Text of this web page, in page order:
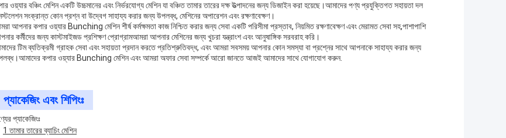
ওয়্যার বঞ্চিং মেশিন একটি উচ্চমানের এবং নির্ভরযোগ্য মেশিন যা বঞ্চিত তামার তারের দক্ষ উত্পাদনের জন্য ডিজাইন করা হয়েছে।আমাদের পণ্য প্রযুক্তিগত সহায়তা দল
সংক্রান্ত কোন প্রশ্ন বা উদ্বেগ সাহায্য করার জন্য উপলব্ধ, মেশিনের অপারেশন এবং রক্ষণাবেক্ষণ।
আপনার কপার ওয়্যার Bunching মেশিন শীর্ষ কর্মক্ষমতা কাজ নিশ্চিত করার জন্য সেবা একটি পরিসীমা প্রস্তাব, নিয়মিত রক্ষণাবেক্ষণ এবং মেরামত সেবা সহ,পাশাপাশি
কর্মীদের জন্য কাস্টমাইজড প্রশিক্ষণ প্রোগ্রামআমরা আপনার মেশিনের জন্য খুচরা যন্ত্রাংশ এবং আনুষাঙ্গিক সরবরাহ করি।
টিম ব্যতিক্রমী গ্রাহক সেবা এবং সহায়তা প্রদান করতে প্রতিশ্রুতিবদ্ধ, এবং আমরা সবসময় আপনার কোন সমস্যা বা প্রশ্নের সাথে আপনাকে সাহায্য করার জন্য
কপার ওয়্যার Bunching মেশিন এবং আমরা অফার সেবা সম্পর্কে আরো জানতে আজই আমাদের সাথে যোগাযোগ করুন.
প্যাকেজিং এবং শিপিংঃ
প্যাকেজিংঃ
1 তামার তারের ব্যাচিং মেশিন